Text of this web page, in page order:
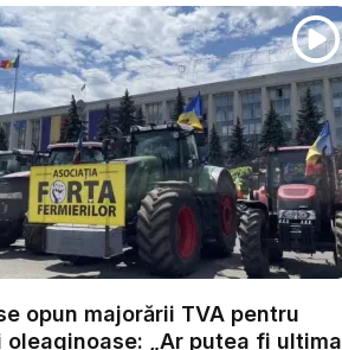
opun majorării TVA pentru
oleaginoase: „Ar putea fi ultima